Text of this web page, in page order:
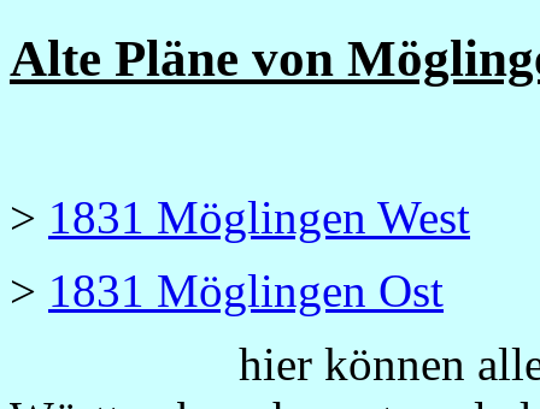
Alte Pläne von
> 1831 Möglingen West
> 1831 Möglingen Ost
hier können alle